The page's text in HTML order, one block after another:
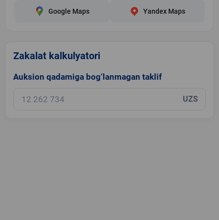
Google Maps Yandex Maps
Zakalat kalkulyatori
Auksion qadamiga bog‘lanmagan taklif
UZS